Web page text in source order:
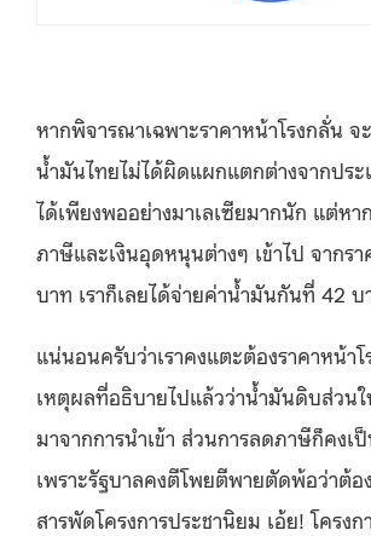
หากพิจารณาเฉพาะราคาหน้าโรงกลั่น จ
น้ำมันไทยไม่ได้ผิดแผกแตกต่างจากปร
ได้เพียงพออย่างมาเลเซียมากนัก แต่หา
ภาษีและเงินอุดหนุนต่างๆ เข้าไป จากร
บาท เราก็เลยได้จ่ายค่าน้ำมันกันที่ 42 บ
แน่นอนครับว่าเราคงแตะต้องราคาหน้า
เหตุผลที่อธิบายไปแล้วว่าน้ำมันดิบส่วน
มาจากการนำเข้า ส่วนการลดภาษีก็คงเ
เพราะรัฐบาลคงตีโพยตีพายตัดพ้อว่าต้อ
สารพัดโครงการประชานิยม เอ้ย! โครงก